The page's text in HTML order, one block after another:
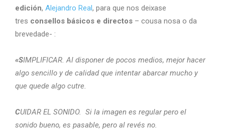
edición, Alejandro Real, para que nos deixase
tres consellos básicos e directos – cousa nosa o da
brevedade- :
«SIMPLIFICAR. Al disponer de pocos medios, mejor hacer
algo sencillo y de calidad que intentar abarcar mucho y
que quede algo cutre.
CUIDAR EL SONIDO. Si la imagen es regular pero el
sonido bueno, es pasable, pero al revés no.